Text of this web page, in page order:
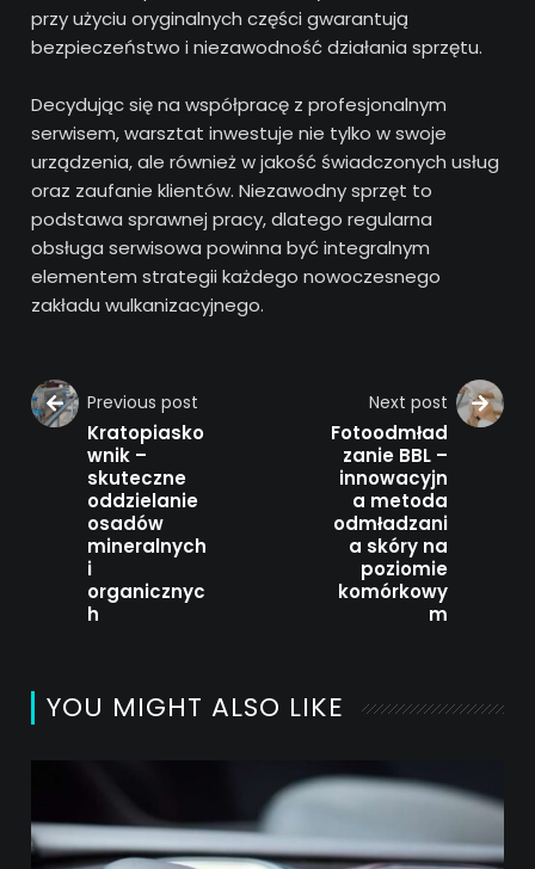
przy użyciu oryginalnych części gwarantują
bezpieczeństwo i niezawodność działania sprzętu.
Decydując się na współpracę z profesjonalnym
serwisem, warsztat inwestuje nie tylko w swoje
urządzenia, ale również w jakość świadczonych usług
oraz zaufanie klientów. Niezawodny sprzęt to
podstawa sprawnej pracy, dlatego regularna
obsługa serwisowa powinna być integralnym
elementem strategii każdego nowoczesnego
zakładu wulkanizacyjnego.
Previous post
Kratopiasko
wnik –
skuteczne
oddzielanie
osadów
mineralnych
i
organicznyc
h
Next post
Fotoodmład
zanie BBL –
innowacyjn
a metoda
odmładzani
a skóry na
poziomie
komórkowy
m
YOU MIGHT ALSO LIKE